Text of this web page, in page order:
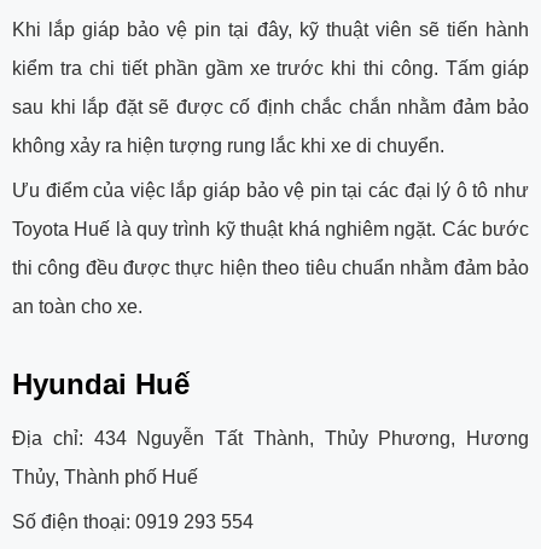
Khi lắp giáp bảo vệ pin tại đây, kỹ thuật viên sẽ tiến hành
kiểm tra chi tiết phần gầm xe trước khi thi công. Tấm giáp
sau khi lắp đặt sẽ được cố định chắc chắn nhằm đảm bảo
không xảy ra hiện tượng rung lắc khi xe di chuyển.
Ưu điểm của việc lắp giáp bảo vệ pin tại các đại lý ô tô như
Toyota Huế là quy trình kỹ thuật khá nghiêm ngặt. Các bước
thi công đều được thực hiện theo tiêu chuẩn nhằm đảm bảo
an toàn cho xe.
Hyundai Huế
Địa chỉ: 434 Nguyễn Tất Thành, Thủy Phương, Hương
Thủy, Thành phố Huế
Số điện thoại: 0919 293 554